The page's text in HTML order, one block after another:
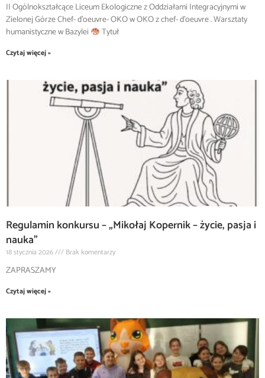
II Ogólnokształcące Liceum Ekologiczne z Oddziałami Integracyjnymi w
Zielonej Górze Chef- d’oeuvre- OKO w OKO z chef- d’oeuvre . Warsztaty
humanistyczne w Bazylei
Tytuł
Czytaj więcej »
Regulamin konkursu – „Mikołaj Kopernik – życie, pasja i
nauka”
18 stycznia 2026 Brak komentarzy
ZAPRASZAMY
Czytaj więcej »